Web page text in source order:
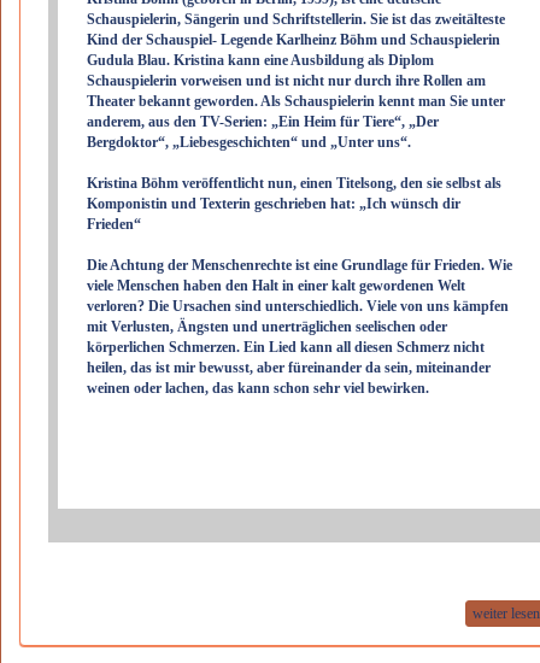
Schauspielerin, Sängerin und Schriftstellerin. Sie ist das zweitälteste
Kind der Schauspiel- Legende Karlheinz Böhm und Schauspielerin
Gudula Blau. Kristina kann eine Ausbildung als Diplom
Schauspielerin vorweisen und ist nicht nur durch ihre Rollen am
Theater bekannt geworden. Als Schauspielerin kennt man Sie unter
anderem, aus den TV-Serien: „Ein Heim für Tiere“, „Der
Bergdoktor“, „Liebesgeschichten“ und „Unter uns“.
Kristina Böhm veröffentlicht nun, einen Titelsong, den sie selbst als
Komponistin und Texterin geschrieben hat: „Ich wünsch dir
Frieden“
Die Achtung der Menschenrechte ist eine Grundlage für Frieden. Wie
viele Menschen haben den Halt in einer kalt gewordenen Welt
verloren? Die Ursachen sind unterschiedlich. Viele von uns kämpfen
mit Verlusten, Ängsten und unerträglichen seelischen oder
körperlichen Schmerzen. Ein Lied kann all diesen Schmerz nicht
heilen, das ist mir bewusst, aber füreinander da sein, miteinander
weinen oder lachen, das kann schon sehr viel bewirken.
weiter